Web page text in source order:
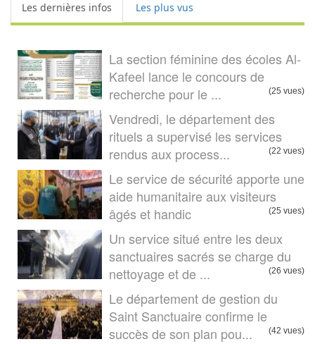
Les dernières infos Les plus vus
La section féminine des écoles Al-
Kafeel lance le concours de
recherche pour le ...
(25 vues)
Vendredi, le département des
rituels a supervisé les services
rendus aux process...
(22 vues)
Le service de sécurité apporte une
aide humanitaire aux visiteurs
âgés et handic
(25 vues)
Un service situé entre les deux
sanctuaires sacrés se charge du
nettoyage et de ...
(26 vues)
Le département de gestion du
Saint Sanctuaire confirme le
succès de son plan pou...
(42 vues)